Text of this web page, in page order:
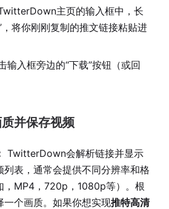
主页的输入框中，长
，将你刚刚复制的推文链接粘贴进
输入框旁边的“下载”按钮（或回
并保存视频
TwitterDown会解析链接并显示
列表，通常会提供不同分辨率和格
，MP4，720p，1080p等）。根
一个画质。如果你想实现推特高清